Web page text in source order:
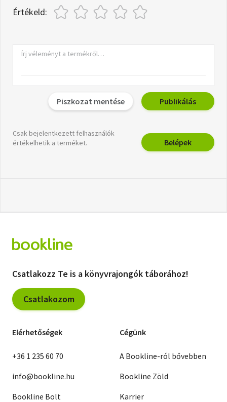
Értékeld:
Piszkozat mentése Publikálás
Csak bejelentkezett felhasználók
értékelhetik a terméket.
Belépek
Csatlakozz Te is a könyvrajongók táborához!
Csatlakozom
Elérhetőségek
+36 1 235 60 70
info@bookline.hu
Bookline Bolt
Cégünk
A Bookline-ról bővebben
Bookline Zöld
Karrier